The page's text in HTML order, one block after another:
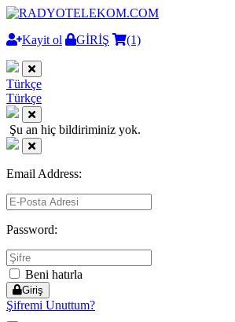
Kayit ol GİRİŞ (1)
Türkçe
Türkçe
Şu an hiç bildiriminiz yok.
Email Address:
Password:
Beni hatırla
Giriş
Şifremi Unuttum?